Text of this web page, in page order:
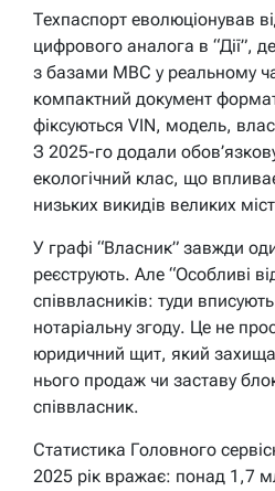
Техпаспорт еволюціонував
цифрового аналога в “Дії”,
з базами МВС у реальному
компактний документ
фіксуються VIN, модель,
З 2025-го додали
екологічний клас, що
низьких викидів великих
У графі “Власник” завжди
реєструють. Але “Особливі
співвласників: туди
нотаріальну згоду. Це не
юридичний щит, який
нього продаж чи заставу
співвласник.
Статистика Головного
2025 рік вражає: понад 1,7